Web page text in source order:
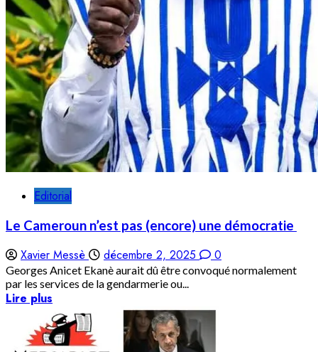
Editorial
Le Cameroun n’est pas (encore) une démocratie
Xavier Messè décembre 2, 2025 0
Georges Anicet Ekanè aurait dû être convoqué normalement
par les services de la gendarmerie ou...
Lire plus